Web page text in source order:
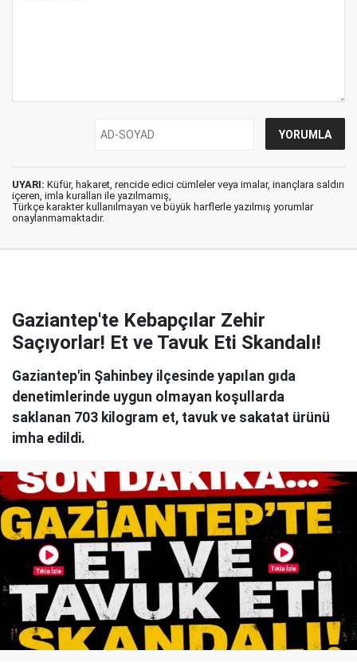
UYARI: Küfür, hakaret, rencide edici cümleler veya imalar, inançlara saldırı
içeren, imla kuralları ile yazılmamış,
Türkçe karakter kullanılmayan ve büyük harflerle yazılmış yorumlar
onaylanmamaktadır.
Gaziantep'te Kebapçılar Zehir
Saçıyorlar! Et ve Tavuk Eti Skandalı!
Gaziantep'in Şahinbey ilçesinde yapılan gıda
denetimlerinde uygun olmayan koşullarda
saklanan 703 kilogram et, tavuk ve sakatat ürünü
imha edildi.